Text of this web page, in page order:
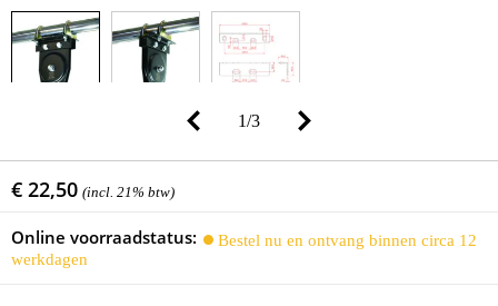
1/3
€ 22,50 (incl. 21% btw)
Online voorraadstatus:
Bestel nu en ontvang binnen circa 12
werkdagen